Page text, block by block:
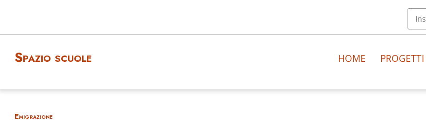
Spazio scuole HOME PROGETTI
Emigrazione